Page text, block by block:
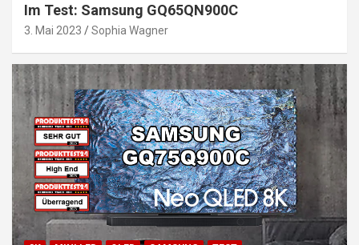
Im Test: Samsung GQ65QN900C
3. Mai 2023 Sophia Wagner